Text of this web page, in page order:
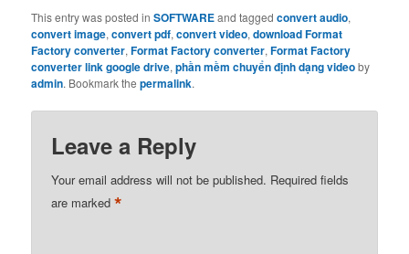
This entry was posted inSOFTWAREand taggedconvert audio,
convert image,convert pdf,convert video,download Format
Factory converter,Format Factory converter,Format Factory
converter link google drive,phần mềm chuyển định dạng videoby
admin. Bookmark thepermalink.
Leave a Reply
Your email address will not be published. Required fields
are marked*